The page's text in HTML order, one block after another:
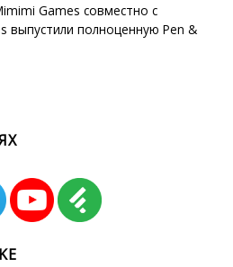
Games совместно с
выпустили полноценную Pen &